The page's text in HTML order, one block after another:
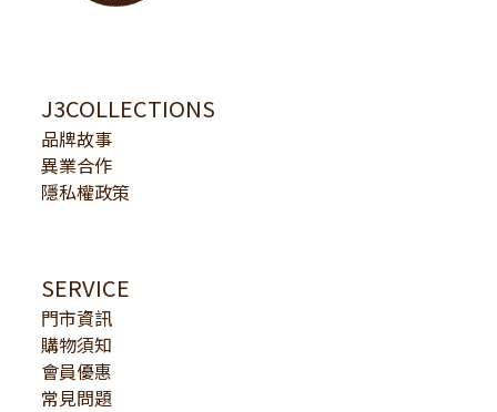
J3COLLECTIONS
品牌故事
異業合作
隱私權政策
SERVICE
門市資訊
購物須知
會員優惠
常見問題